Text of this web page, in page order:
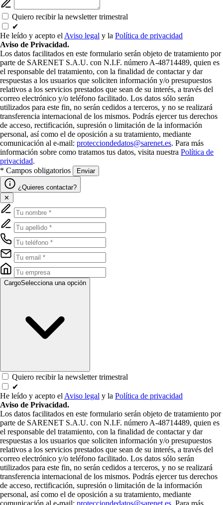
Quiero recibir la newsletter trimestral
✔
He leído y acepto elAviso legal y la Política de privacidad
Aviso de Privacidad.
Los datos facilitados en este formulario serán objeto de tratamiento por
parte de SARENET S.A.U. con N.I.F. número A-48714489, quien es
el responsable del tratamiento, con la finalidad de contactar y dar
respuestas a los usuarios que soliciten información y/o presupuestos
relativos a los servicios prestados que sean de su interés, a través del
correo electrónico y/o teléfono facilitado. Los datos sólo serán
utilizados para este fin, no serán cedidos a terceros, y no se realizará
transferencia internacional de los mismos. Podrás ejercer tus derechos
de acceso, rectificación, supresión o limitación de la información
personal, así como el de oposición a su tratamiento, mediante
comunicación al e-mail: protecciondedatos@sarenet.es. Para más
información sobre como tratamos tus datos, visita nuestra Política de
privacidad.
* Campos obligatorios
Enviar
¿Quieres contactar?
✕
CargoSelecciona una opción
Quiero recibir la newsletter trimestral
✔
He leído y acepto elAviso legal y la Política de privacidad
Aviso de Privacidad.
Los datos facilitados en este formulario serán objeto de tratamiento por
parte de SARENET S.A.U. con N.I.F. número A-48714489, quien es
el responsable del tratamiento, con la finalidad de contactar y dar
respuestas a los usuarios que soliciten información y/o presupuestos
relativos a los servicios prestados que sean de su interés, a través del
correo electrónico y/o teléfono facilitado. Los datos sólo serán
utilizados para este fin, no serán cedidos a terceros, y no se realizará
transferencia internacional de los mismos. Podrás ejercer tus derechos
de acceso, rectificación, supresión o limitación de la información
personal, así como el de oposición a su tratamiento, mediante